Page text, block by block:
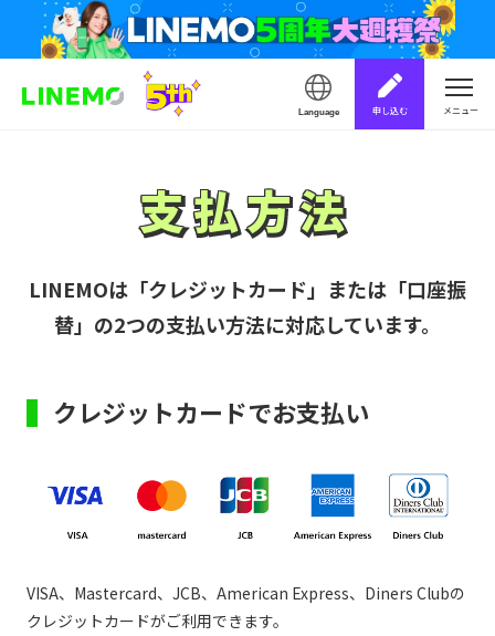
Language 申し込む メニュー
支払方法
支払方法
LINEMOは「クレジットカード」または「口座振
替」の2つの支払い方法に対応しています。
クレジットカードでお支払い
VISA、Mastercard、JCB、American Express、Diners Clubの
クレジットカードがご利用できます。